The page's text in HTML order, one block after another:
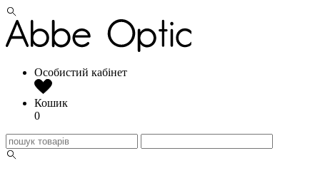
Особистий кабінет
Кошик
0